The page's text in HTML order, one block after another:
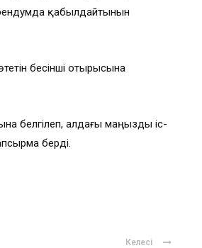
қабылдайтынын
бесінші отырысына
белгілеп, алдағы маңызды іс-
берді.
Келесі